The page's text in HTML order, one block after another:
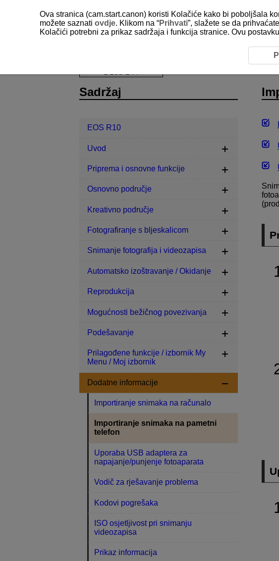
Importiranje
Sadržaj
EOS R10
Uvod
Priprema i osnovne funkcije
Osnovno područje
Kreativno područje
Fotografiranje s bljeskalicom
Snimanje fotografija i videozapisa
Automatsko izoštravanje / Okidanje
Reprodukcija
Mogućnosti bežičnog povezivanja
Podešavanje
Prilagođene funkcije / izbornik My
Menu / Moj izbornik
Dodatne informacije
Importiranje snimaka na računalo
Importiranje snimaka na pametni
telefon
Uporaba USB adaptera za
napajanje/punjenje fotoaparata
Vodič za rješavanje problema
Kodovi pogrešaka
ISO osjetljivost pri snimanju
videozapisa
Prikaz informacija
Ova stranica (cam.start.canon) koristi Kolačiće kako bi poboljšala
možete saznati ovdje. Klikom na “Prihvati”, slažete se da
Kolačići potrebni za prikaz sadržaja i funkcija stranice. Ovu